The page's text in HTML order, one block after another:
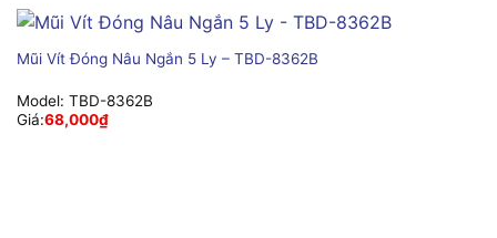
Mũi Vít Đóng Nâu Ngắn 5 Ly – TBD-8362B
Model: TBD-8362B
Giá:68,000₫